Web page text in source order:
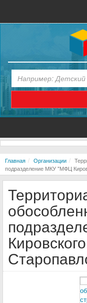
Главная Организации
подразделение МКУ "МФЦ